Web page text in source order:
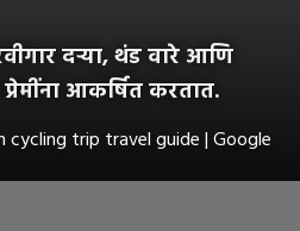
दऱ्या, थंड वारे आणि
आकर्षित करतात.
cycling trip travel guide | Google